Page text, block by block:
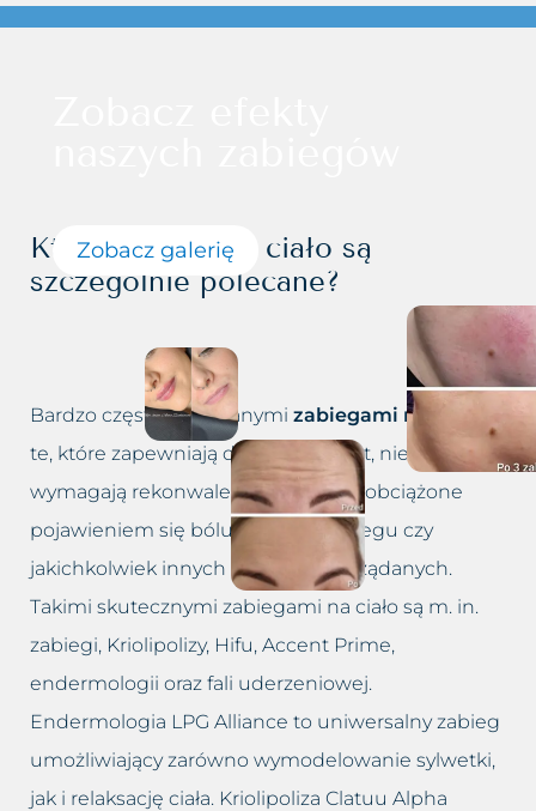
Zobacz galerię
Które zabiegi na ciało są
szczególnie polecane?
Bardzo często wybieranymi zabiegami na ciało
są
te, które zapewniają doskonały efekt, nie
wymagają rekonwalescencji, nie są obciążone
pojawieniem się bólu podczas zabiegu czy
jakichkolwiek innych działań niepożądanych.
Takimi skutecznymi zabiegami na ciało są m. in.
zabiegi, Kriolipolizy, Hifu, Accent Prime,
endermologii oraz fali uderzeniowej.
Endermologia LPG Alliance to uniwersalny zabieg
umożliwiający zarówno wymodelowanie sylwetki,
jak i relaksację ciała. Kriolipoliza Clatuu Alpha